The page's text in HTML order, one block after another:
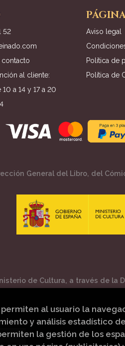
52
al cliente:
10 a 14 y 17 a 20
Aviso legal
Política de
Política de
General del Libro, del
de Cultura, a través de la
al usuario la
y análisis estadístico
la gestión de los